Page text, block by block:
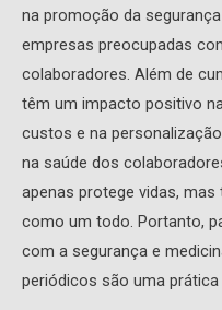
na promoção da
empresas preocupadas
colaboradores. Além de
têm um impacto positivo
custos e na
na saúde dos
apenas protege vidas,
como um todo. Portanto,
com a segurança e
periódicos são uma prática